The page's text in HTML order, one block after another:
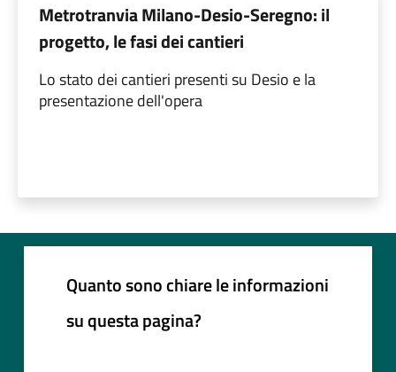
Metrotranvia Milano-Desio-Seregno: il
progetto, le fasi dei cantieri
Lo stato dei cantieri presenti su Desio e la
presentazione dell'opera
Quanto sono chiare le informazioni
su questa pagina?